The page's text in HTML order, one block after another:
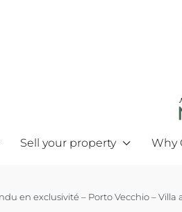
Sell your property Why
en exclusivité – Porto Vecchio – Villa